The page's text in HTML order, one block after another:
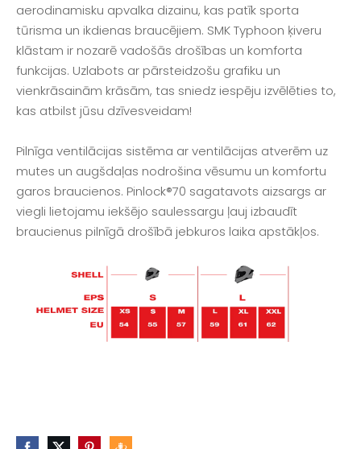
aerodinamisku apvalka dizainu, kas patīk sporta
tūrisma un ikdienas braucējiem. SMK Typhoon ķiveru
klāstam ir nozarē vadošās drošības un komforta
funkcijas. Uzlabots ar pārsteidzošu grafiku un
vienkrāsainām krāsām, tas sniedz iespēju izvēlēties to,
kas atbilst jūsu dzīvesveidam!
Pilnīga ventilācijas sistēma ar ventilācijas atverēm uz
mutes un augšdaļas nodrošina vēsumu un komfortu
garos braucienos. Pinlock®70 sagatavots aizsargs ar
viegli lietojamu iekšējo saulessargu ļauj izbaudīt
braucienus pilnīgā drošībā jebkuros laika apstākļos.